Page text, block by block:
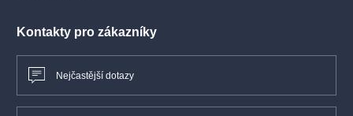
Kontakty pro zákazníky
Nejčastější dotazy